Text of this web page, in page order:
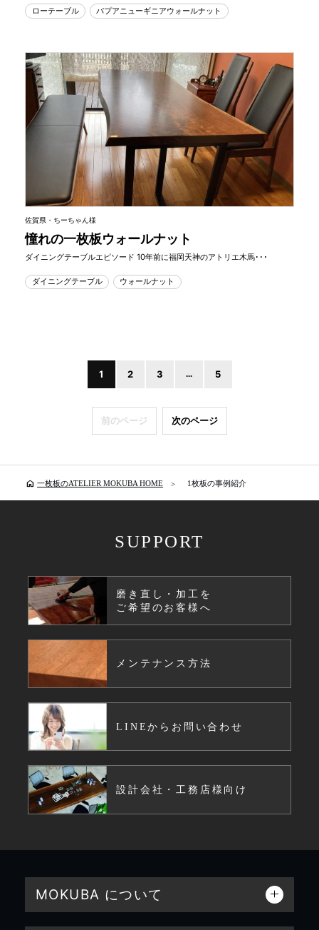
ローテーブル パプアニューギニアウォールナット
佐賀県・ちーちゃん様
憧れの一枚板ウォールナット
ダイニングテーブルエピソード 10年前に福岡天神のアトリエ木馬･･･
ダイニングテーブル ウォールナット
前のページ
1 2 3 ... 5
次のページ
home 一枚板のATELIER MOKUBA HOME 1枚板の事例紹介
SUPPORT
磨き直し・加工を
ご希望のお客様へ
メンテナンス方法
LINEからお問い合わせ
設計会社・工務店様向け
MOKUBA について